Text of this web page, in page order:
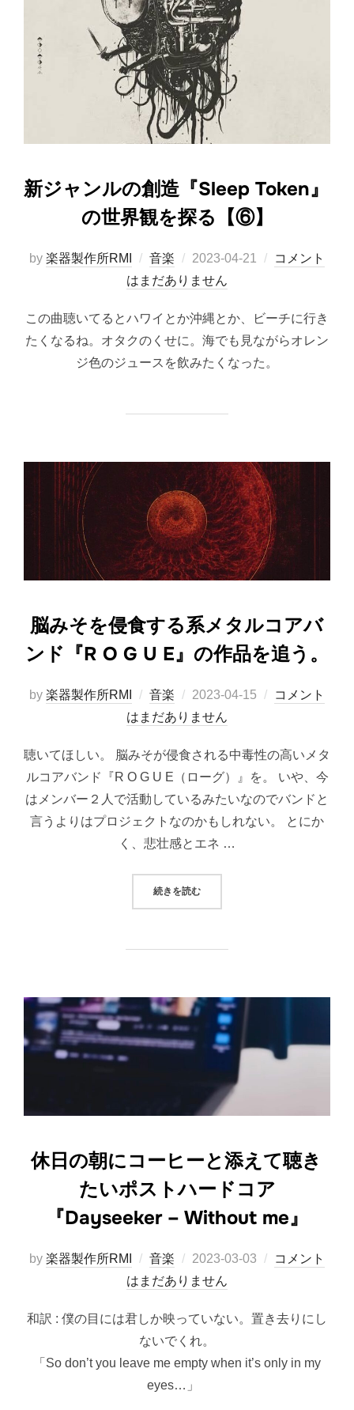
新ジャンルの創造『Sleep Token』
の世界観を探る【⑥】
by 楽器製作所RMI 音楽
投
稿
2023-04-21
コメント
はまだありません
この曲聴いてるとハワイとか沖縄とか、ビーチに行き
たくなるね。オタクのくせに。海でも見ながらオレン
ジ色のジュースを飲みたくなった。
脳みそを侵食する系メタルコアバ
ンド『R O G U E』の作品を追う。
by 楽器製作所RMI 音楽
投
稿
2023-04-15
コメント
はまだありません
聴いてほしい。 脳みそが侵食される中毒性の高いメタ
ルコアバンド『R O G U E（ローグ）』を。 いや、今
はメンバー２人で活動しているみたいなのでバンドと
言うよりはプロジェクトなのかもしれない。 とにか
く、悲壮感とエネ …
続きを読む“脳みそを侵食する系メタルコアバ
休日の朝にコーヒーと添えて聴き
たいポストハードコア
『Dayseeker – Without me』
by 楽器製作所RMI 音楽
投
稿
2023-03-03
コメント
はまだありません
和訳 : 僕の目には君しか映っていない。置き去りにし
ないでくれ。
「So don’t you leave me empty when it’s only in my
eyes…」